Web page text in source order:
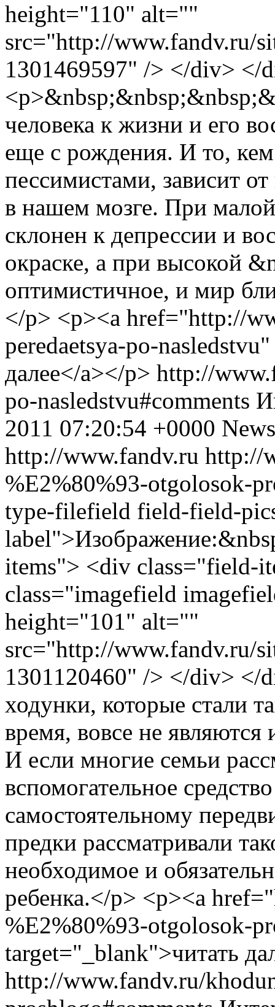
height="110" alt=""
src="http://www.fandv.ru/
1301469597" /> </div> </
человека к жизни и его
еще с рождения. И то,
пессимистами, зависит
в нашем мозге. При
склонен к депрессии и
окраске, а при высокой
оптимистичное, и мир
</p> <p><a href="http://
peredaetsya-po-
далее</a></p> http://
po-nasledstvu#comments
2011 07:20:54 +0000
http://www.fandv.ru http://
%E2%80%93-otgolosok-
type-filefield field-field-
items"> <div class="field-
class="imagefield
height="101" alt=""
src="http://www.fandv.ru/
1301120460" /> </div> </
ходунки, которые стали
время, вовсе не
И если многие семьи
вспомогательное
самостоятельному
предки рассматривали
необходимое и
ребенка.</p> <p><a
%E2%80%93-otgolosok-
target="_blank">читать
http://www.fandv.ru/